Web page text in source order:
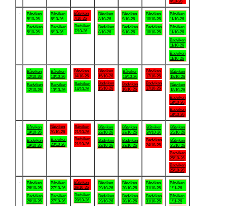
4/10-26
Båtviken
5/10-26
Badviken
5/10-26
Båtviken
6/10-26
Badviken
6/10-26
Båtviken
7/10-26
Badviken
7/10-26
Båtviken
8/10-26
Badviken
8/10-26
Båtviken
9/10-26
Badviken
9/10-26
Båtviken
10/10-26
Badviken
10/10-26
Båtviken
11/10-26
Båtviken
11/10-26
Badviken
11/10-26
Badviken
11/10-26
Båtviken
12/10-26
Badviken
12/10-26
Båtviken
13/10-26
Badviken
13/10-26
Båtviken
14/10-26
Badviken
14/10-26
Båtviken
15/10-26
Badviken
15/10-26
Båtviken
16/10-26
Badviken
16/10-26
Båtviken
17/10-26
Badviken
17/10-26
Båtviken
18/10-26
Båtviken
18/10-26
Badviken
18/10-26
Badviken
18/10-26
Båtviken
19/10-26
Badviken
19/10-26
Båtviken
20/10-26
Badviken
20/10-26
Båtviken
21/10-26
Badviken
21/10-26
Båtviken
22/10-26
Badviken
22/10-26
Båtviken
23/10-26
Badviken
23/10-26
Båtviken
24/10-26
Badviken
24/10-26
Båtviken
25/10-26
Båtviken
25/10-26
Badviken
25/10-26
Badviken
25/10-26
Båtviken
26/10-26
Badviken
26/10-26
Båtviken
27/10-26
Badviken
27/10-26
Båtviken
28/10-26
Badviken
28/10-26
Båtviken
29/10-26
Badviken
29/10-26
Båtviken
30/10-26
Badviken
30/10-26
Båtviken
31/10-26
Badviken
31/10-26
Båtviken
1/11-26
Båtviken
1/11-26